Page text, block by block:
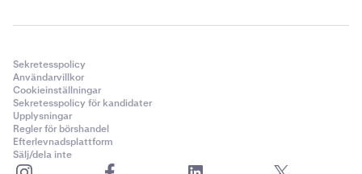
Sekretesspolicy
Användarvillkor
Cookieinställningar
Sekretesspolicy för kandidater
Upplysningar
Regler för börshandel
Efterlevnadsplattform
Sälj/dela inte